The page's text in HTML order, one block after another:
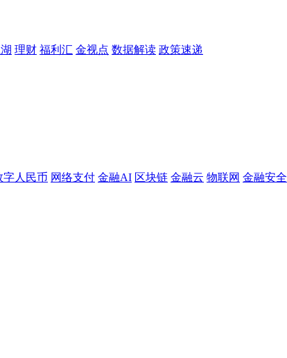
理财 福利汇 金视点 数据解读 政策速递
字人民币 网络支付 金融AI 区块链 金融云 物联网 金融安全